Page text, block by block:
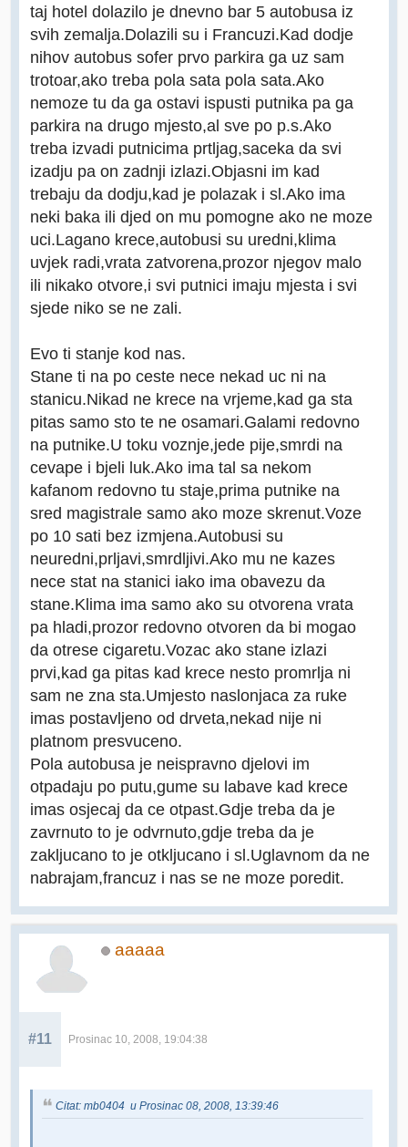
taj hotel dolazilo je dnevno bar 5 autobusa iz
svih zemalja.Dolazili su i Francuzi.Kad dodje
nihov autobus sofer prvo parkira ga uz sam
trotoar,ako treba pola sata pola sata.Ako
nemoze tu da ga ostavi ispusti putnika pa ga
parkira na drugo mjesto,al sve po p.s.Ako
treba izvadi putnicima prtljag,saceka da svi
izadju pa on zadnji izlazi.Objasni im kad
trebaju da dodju,kad je polazak i sl.Ako ima
neki baka ili djed on mu pomogne ako ne moze
uci.Lagano krece,autobusi su uredni,klima
uvjek radi,vrata zatvorena,prozor njegov malo
ili nikako otvore,i svi putnici imaju mjesta i svi
sjede niko se ne zali.
Evo ti stanje kod nas.
Stane ti na po ceste nece nekad uc ni na
stanicu.Nikad ne krece na vrjeme,kad ga sta
pitas samo sto te ne osamari.Galami redovno
na putnike.U toku voznje,jede pije,smrdi na
cevape i bjeli luk.Ako ima tal sa nekom
kafanom redovno tu staje,prima putnike na
sred magistrale samo ako moze skrenut.Voze
po 10 sati bez izmjena.Autobusi su
neuredni,prljavi,smrdljivi.Ako mu ne kazes
nece stat na stanici iako ima obavezu da
stane.Klima ima samo ako su otvorena vrata
pa hladi,prozor redovno otvoren da bi mogao
da otrese cigaretu.Vozac ako stane izlazi
prvi,kad ga pitas kad krece nesto promrlja ni
sam ne zna sta.Umjesto naslonjaca za ruke
imas postavljeno od drveta,nekad nije ni
platnom presvuceno.
Pola autobusa je neispravno djelovi im
otpadaju po putu,gume su labave kad krece
imas osjecaj da ce otpast.Gdje treba da je
zavrnuto to je odvrnuto,gdje treba da je
zakljucano to je otkljucano i sl.Uglavnom da ne
nabrajam,francuz i nas se ne moze poredit.
aaaaa
#11 Prosinac 10, 2008, 19:04:38
Citat: mb0404 u Prosinac 08, 2008, 13:39:46